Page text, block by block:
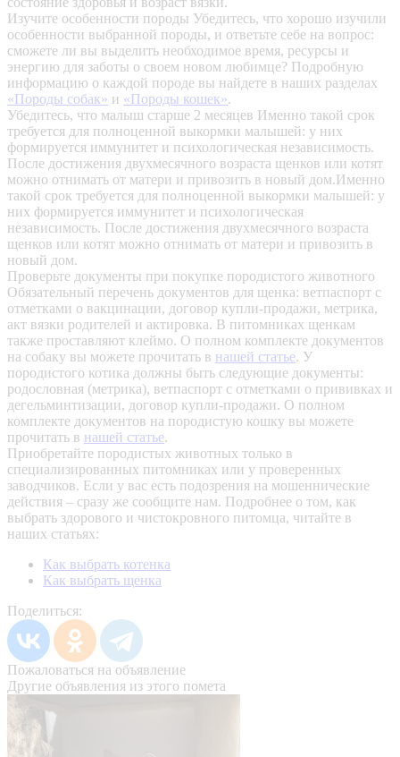
Изучите особенности породы Убедитесь, что хорошо изучили
особенности выбранной породы, и ответьте себе на вопрос:
сможете ли вы выделить необходимое время, ресурсы и
энергию для заботы о своем новом любимце? Подробную
информацию о каждой породе вы найдете в наших разделах
«Породы собак» и «Породы кошек».
Убедитесь, что малыш старше 2 месяцев Именно такой срок
требуется для полноценной выкормки малышей: у них
формируется иммунитет и психологическая независимость.
После достижения двухмесячного возраста щенков или котят
можно отнимать от матери и привозить в новый дом.Именно
такой срок требуется для полноценной выкормки малышей: у
них формируется иммунитет и психологическая
независимость. После достижения двухмесячного возраста
щенков или котят можно отнимать от матери и привозить в
новый дом.
Проверьте документы при покупке породистого животного
Обязательный перечень документов для щенка: ветпаспорт с
отметками о вакцинации, договор купли-продажи, метрика,
акт вязки родителей и актировка. В питомниках щенкам
также проставляют клеймо. О полном комплекте документов
на собаку вы можете прочитать в нашей статье. У
породистого котика должны быть следующие документы:
родословная (метрика), ветпаспорт с отметками о прививках и
дегельминтизации, договор купли-продажи. О полном
комплекте документов на породистую кошку вы можете
прочитать в нашей статье.
Приобретайте породистых животных только в
специализированных питомниках или у проверенных
заводчиков. Если у вас есть подозрения на мошеннические
действия – сразу же сообщите нам. Подробнее о том, как
выбрать здорового и чистокровного питомца, читайте в
наших статьях:
Как выбрать котенка
Как выбрать щенка
Поделиться:
Пожаловаться на объявление
Другие объявления из этого помета